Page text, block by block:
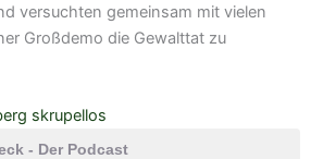
versuchten gemeinsam mit vielen
Großdemo die Gewalttat zu
skrupellos
- Der Podcast